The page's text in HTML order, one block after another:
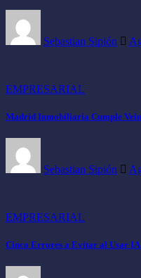
Sebastian Sipión
EMPRESARIAL
Madrid Inmobiliaria Cumple
Sebastian Sipión
EMPRESARIAL
Cinco Errores a Evitar al Usar IA